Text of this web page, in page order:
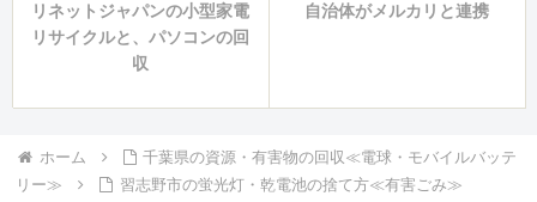
リネットジャパンの小型家電
リサイクルと、パソコンの回
収
自治体がメルカリと連携
ホーム
千葉県の資源・有害物の回収≪電球・モバイルバッテ
リー≫
習志野市の蛍光灯・乾電池の捨て方≪有害ごみ≫